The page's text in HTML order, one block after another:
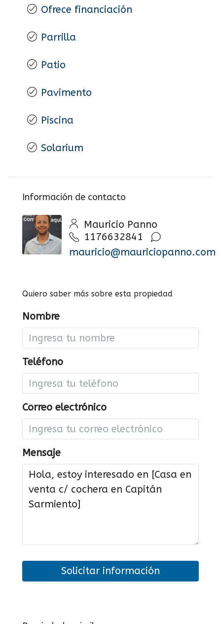
Ofrece financiación
Parrilla
Patio
Pavimento
Piscina
Solarium
Información de contacto
Mauricio Panno
1176632841
mauricio@mauriciopanno.com
Quiero saber más sobre esta propiedad
Nombre
Teléfono
Correo electrónico
Mensaje
Solicitar información